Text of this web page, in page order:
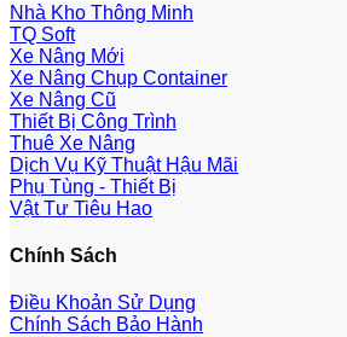
Nhà Kho Thông Minh
TQ Soft
Xe Nâng Mới
Xe Nâng Chụp Container
Xe Nâng Cũ
Thiết Bị Công Trình
Thuê Xe Nâng
Dịch Vụ Kỹ Thuật Hậu Mãi
Phụ Tùng - Thiết Bị
Vật Tư Tiêu Hao
Chính Sách
Điều Khoản Sử Dụng
Chính Sách Bảo Hành